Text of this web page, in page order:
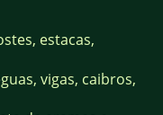
estacas,
vigas, caibros,